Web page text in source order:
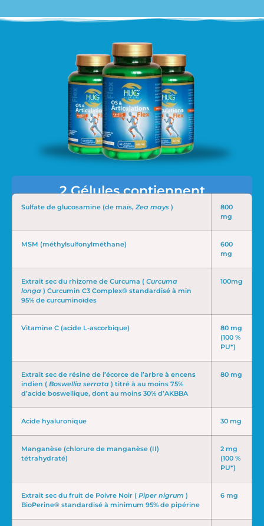
2 Gélules contiennent
Sulfate de glucosamine (de maïs, Zea mays )
800
mg
MSM (méthylsulfonylméthane)
600
mg
Extrait sec du rhizome de Curcuma ( Curcuma
longa ) Curcumin C3 Complex® standardisé à min
95% de curcuminoïdes
100mg
Vitamine C (acide L-ascorbique)
80 mg
(100 %
PU*)
Extrait sec de résine de l’écorce de l’arbre à encens
indien ( Boswellia serrata ) titré à au moins 75%
d’acide boswellique, dont au moins 30% d’AKBBA
80 mg
Acide hyaluronique 30 mg
Manganèse (chlorure de manganèse (II)
tétrahydraté)
2 mg
(100 %
PU*)
Extrait sec du fruit de Poivre Noir ( Piper nigrum )
BioPerine® standardisé à minimum 95% de pipérine
6 mg